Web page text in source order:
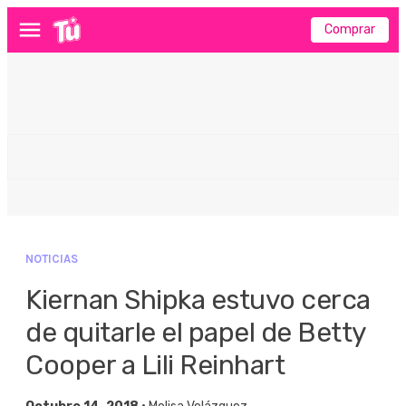
Menú Comprar
NOTICIAS
Kiernan Shipka estuvo cerca
de quitarle el papel de Betty
Cooper a Lili Reinhart